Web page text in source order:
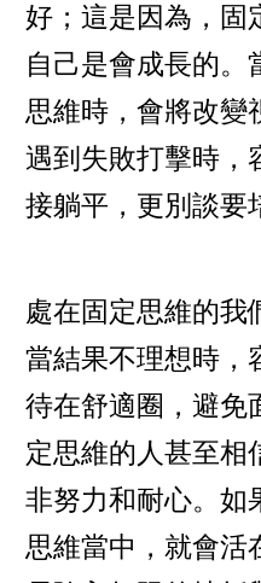
好；這是因為，固
自己是會成長的。
思維時，會將改變
遇到失敗打擊時，
接躺平，更別談要
處在固定思維的我
當結果不理想時，
待在舒適圈，避免
定思維的人甚至相
非努力和耐心。如
思維當中，就會活